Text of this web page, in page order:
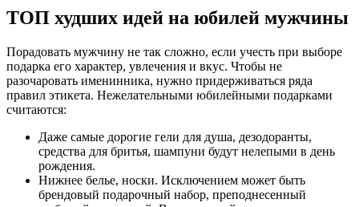
ТОП худших идей на юбилей мужчины
Порадовать мужчину не так сложно, если учесть при выборе
подарка его характер, увлечения и вкус. Чтобы не
разочаровать именинника, нужно придерживаться ряда
правил этикета. Нежелательными юбилейными подарками
считаются:
Даже самые дорогие гели для душа, дезодоранты,
средства для бритья, шампуни будут нелепыми в день
рождения.
Нижнее белье, носки. Исключением может быть
брендовый подарочный набор, преподнесенный